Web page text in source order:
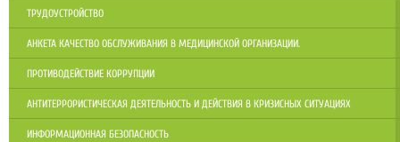
ТРУДОУСТРОЙСТВО
АНКЕТА КАЧЕСТВО ОБСЛУЖИВАНИЯ В МЕДИЦИНСКОЙ ОРГАНИЗАЦИИ.
ПРОТИВОДЕЙСТВИЕ КОРРУПЦИИ
АНТИТЕРРОРИСТИЧЕСКАЯ ДЕЯТЕЛЬНОСТЬ И ДЕЙСТВИЯ В КРИЗИСНЫХ СИТУАЦИЯХ
ИНФОРМАЦИОННАЯ БЕЗОПАСНОСТЬ